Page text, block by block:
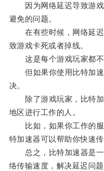
因为网络延迟导致游戏
避免的问题。
在有些时候，网络延迟
致游戏卡死或者掉线。
这是每个游戏玩家都不
但如果你使用比特加速
决。
除了游戏玩家，比特加
地区进行工作的人。
比如，如果你工作的服
特加速器可以帮助你快速
总之，比特加速器是一
络传输速度，解决延迟问